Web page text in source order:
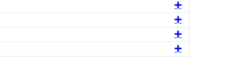
Expandir
Expandir
Expandir
Expandir